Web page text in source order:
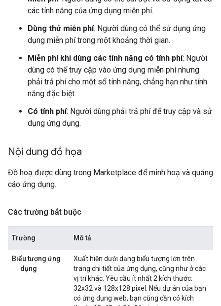
các tính năng của ứng dụng miễn phí.
Dùng thử miễn phí: Người dùng có thể sử dụng ứng
dụng miễn phí trong một khoảng thời gian.
Miễn phí khi dùng các tính năng có tính phí: Người
dùng có thể truy cập vào ứng dụng miễn phí nhưng
phải trả phí cho một số tính năng, chẳng hạn như tính
năng đặc biệt.
Có tính phí: Người dùng phải trả phí để truy cập và sử
dụng ứng dụng.
Nội dung đồ họa
Đồ hoạ được dùng trong Marketplace để minh hoạ và quảng
cáo ứng dụng.
Các trường bắt buộc
Trường Mô tả
Biểu tượng ứng
dụng
Xuất hiện dưới dạng biểu tượng lớn trên
trang chi tiết của ứng dụng, cũng như ở các
vị trí khác. Yêu cầu ít nhất 2 kích thước:
32x32 và 128x128 pixel. Nếu dự án của bạn
có ứng dụng web, bạn cũng cần có kích